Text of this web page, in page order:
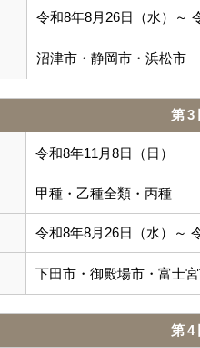
令和8年8月26日（水）～
沼津市・静岡市・浜松市
第3
令和8年11月8日（日）
甲種・乙種全類・丙種
令和8年8月26日（水）～
下田市・御殿場市・富士
第4